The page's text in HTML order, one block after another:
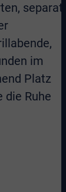
im
Platz
die Ruhe